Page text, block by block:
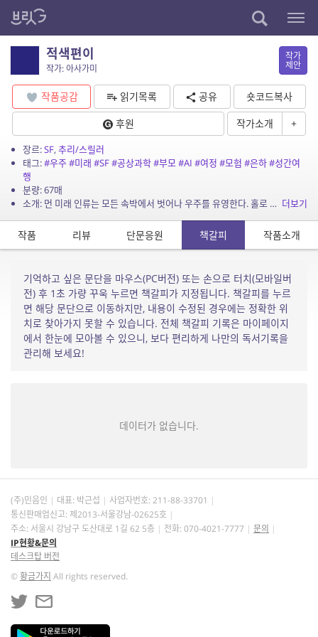
적색편이
작가: 아사가미
작가
제안
작품공감 읽기목록 공유
숏코드복사
후원
작가소개 +
장르:SF,추리/스릴러
태그:#우주#미래 #SF#공상과학#부모#AI #여정 #모험 #은하#성간여
행
분량: 67매
소개: 먼 미래 인류는 모든 속박에서 벗어나 우주를 유영한다. 홀로 은하를 떠다니던 주인공에게 언제부터인가 수상한 전파 소리가 들린다. 유전 공학을 통해 태어난 그는 AI인 아사가미로부터... 더보기
작품 리뷰 단문응원 책갈피 작품소개
기억하고 싶은 문단을 마우스(PC버전) 또는 손으로 터치(모바일버
전) 후 1초 가량 꾸욱 누르면 책갈피가 지정됩니다. 책갈피를 누르
면 해당 문단으로 이동하지만, 내용이 수정된 경우에는 정확한 위
치로 찾아가지 못할 수 있습니다. 전체 책갈피 기록은 마이페이지
에서 한눈에 모아볼 수 있으니, 보다 편리하게 나만의 독서기록을
관리해 보세요!
데이터가 없습니다.
(주)민음인 대표: 박근섭 사업자번호: 211-88-33701
통신판매업신고: 제2013-서울강남-02625호
주소: 서울시 강남구 도산대로 1길 62 5층
전화: 070-4021-7777
문의
IP현황&문의
데스크탑 버전
©황금가지 All rights reserved.